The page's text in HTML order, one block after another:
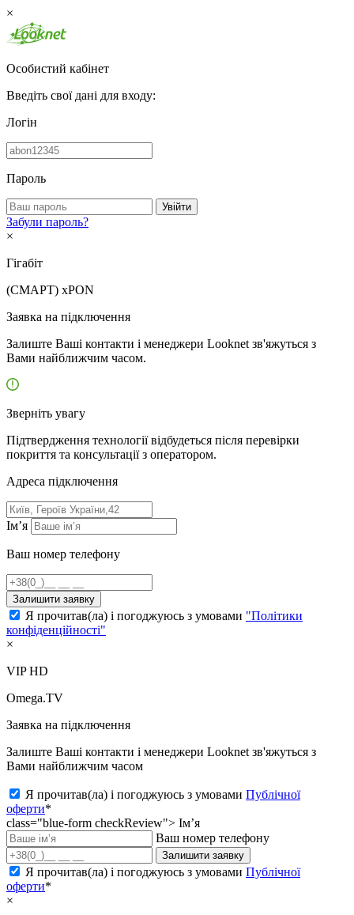
×
Особистий кабінет
Введіть свої дані для входу:
Логін
Пароль
Увійти
Забули пароль?
×
Гігабіт
(СМАРТ) xPON
Заявка на підключення
Залиште Ваші контакти і менеджери Looknet зв'яжуться з
Вами найближчим часом.
Зверніть увагу
Підтвердження технології відбудеться після перевірки
покриття та консультації з оператором.
Адресa підключення
Ім’я
Ваш номер телефону
Залишити заявку
Я прочитав(ла) і погоджуюсь з умовами "Політики
конфіденційності"
×
VIP HD
Omega.TV
Заявка на підключення
Залиште Ваші контакти і менеджери Looknet зв'яжуться з
Вами найближчим часом
Я прочитав(ла) і погоджуюсь з умовами Публічної
оферти*
class="blue-form checkReview"> Ім’я
Ваш номер телефону
Залишити заявку
Я прочитав(ла) і погоджуюсь з умовами Публічної
оферти*
×